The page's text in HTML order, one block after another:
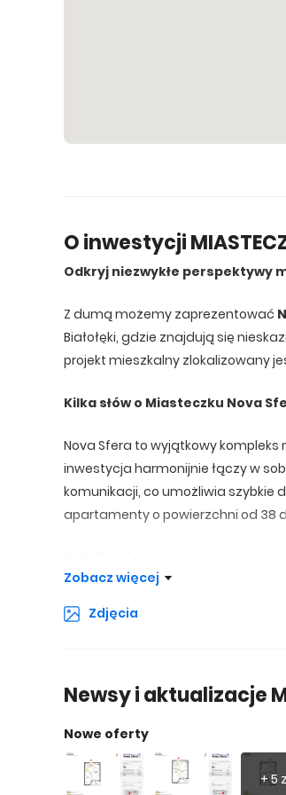
O inwestycji
Odkryj niezwykłe perspektywy
Z dumą możemy zaprezentować
Białołęki, gdzie znajdują się
projekt mieszkalny zlokalizowany
Kilka słów o Miasteczku Nova
Nova Sfera to wyjątkowy kompleks
inwestycja harmonijnie łączy w
komunikacji, co umożliwia szybkie
apartamenty o powierzchni od 38
zlokalizowana jest w cichej i
Nieopodal osiedla położony jest
Żerańskiego, umiejscowionego
Sklepy, punkty usługowe,
Zobacz więcej
Zdjęcia
Newsy i aktualizacje
Nowe oferty
+ 5